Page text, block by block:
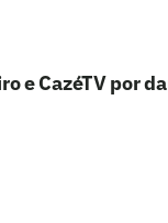
e CazéTV por